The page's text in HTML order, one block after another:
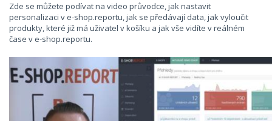
Zde se můžete podívat na video průvodce, jak nastavit
personalizaci v e-shop.reportu, jak se předávají data, jak vyloučit
produkty, které již má uživatel v košíku a jak vše vidíte v reálném
čase v e-shop.reportu.